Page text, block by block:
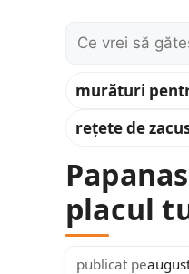
Caută:
murături
rețete de
placul
publicat pe